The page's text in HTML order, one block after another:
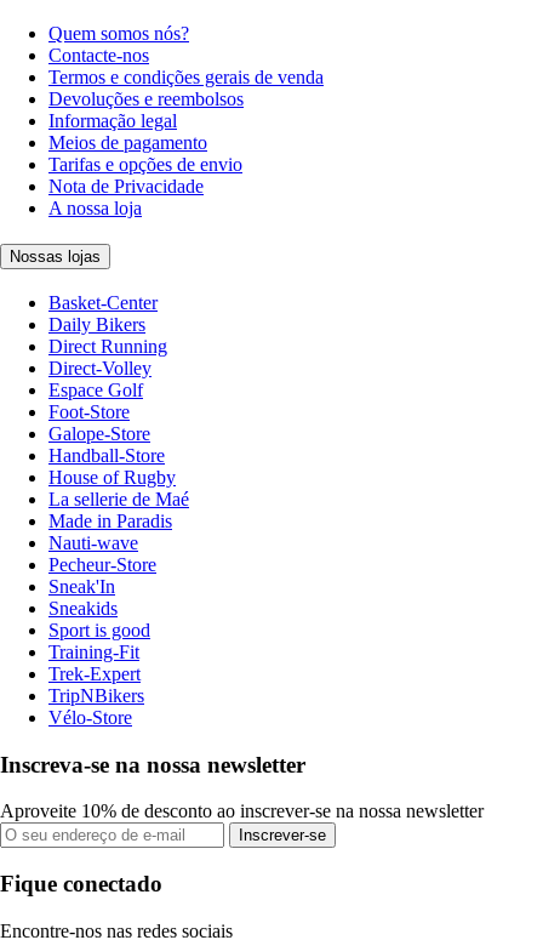
Quem somos nós?
Contacte-nos
Termos e condições gerais de venda
Devoluções e reembolsos
Informação legal
Meios de pagamento
Tarifas e opções de envio
Nota de Privacidade
A nossa loja
Nossas lojas
Basket-Center
Daily Bikers
Direct Running
Direct-Volley
Espace Golf
Foot-Store
Galope-Store
Handball-Store
House of Rugby
La sellerie de Maé
Made in Paradis
Nauti-wave
Pecheur-Store
Sneak'In
Sneakids
Sport is good
Training-Fit
Trek-Expert
TripNBikers
Vélo-Store
Inscreva-se na nossa newsletter
Aproveite 10% de desconto ao inscrever-se na nossa newsletter
Inscrever-se
Fique conectado
Encontre-nos nas redes sociais